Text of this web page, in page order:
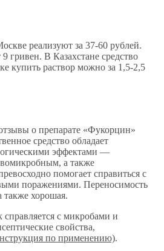
реализуют за 37-60 рублей.
гривен. В Казахстане средство
купить раствор можно за 1,5-2,5
о препарате «Фукорцин»
средство обладает
эффектами —
а также
помогает справиться с
поражениями. Переносимость
также хорошая.
с микробами и
свойства,
по применению).